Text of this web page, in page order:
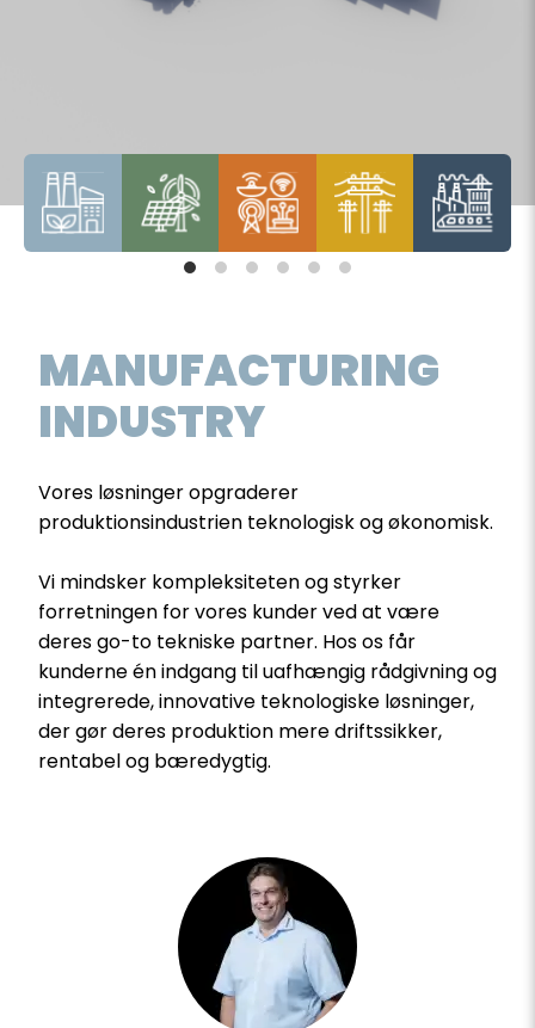
MANUFACTURING
INDUSTRY
Vores løsninger opgraderer
produktionsindustrien teknologisk og økonomisk.
Vi mindsker kompleksiteten og styrker
forretningen for vores kunder ved at være
deres go-to tekniske partner. Hos os får
kunderne én indgang til uafhængig rådgivning og
integrerede, innovative teknologiske løsninger,
der gør deres produktion mere driftssikker,
rentabel og bæredygtig.